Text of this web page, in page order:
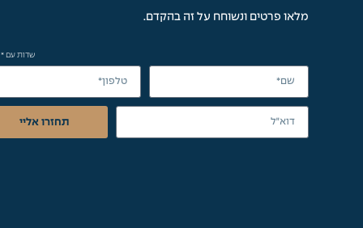
מלאו פרטים ונשוחח על זה בהקדם.
שדות עם *
תחזרו אליי